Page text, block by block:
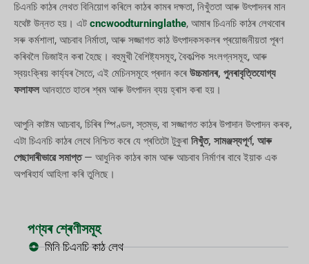
চিএনচি কাঠৰ লেথত বিনিয়োগ কৰিলে কাঠৰ কামৰ দক্ষতা, নিখুঁততা আৰু উৎপাদনৰ মান
যথেষ্ট উন্নত হয়। এট cncwoodturninglathe, আমাৰ চিএনচি কাঠৰ লেথবোৰ
সৰু কৰ্মশালা, আচবাব নিৰ্মাতা, আৰু সজ্জাগত কাঠ উৎপাদকসকলৰ প্ৰয়োজনীয়তা পূৰণ
কৰিবলৈ ডিজাইন কৰা হৈছে। বহুমুখী বৈশিষ্ট্যসমূহ, বৈকল্পিক সংলগ্নসমূহ, আৰু
স্বয়ংক্ৰিয় কাৰ্য্যৰ সৈতে, এই মেচিনসমূহে প্ৰদান কৰে উচ্চমানৰ, পুনৰাবৃত্তিযোগ্য
ফলাফলআনহাতে হাতৰ শ্ৰম আৰু উৎপাদন ব্যয় হ্ৰাস কৰা হয়।
আপুনি কাষ্টম আচবাব, চিৰিৰ স্পিণ্ডল, স্তম্ভ, বা সজ্জাগত কাঠৰ উপাদান উৎপাদন কৰক,
এটা চিএনচি কাঠৰ লেথে নিশ্চিত কৰে যে প্ৰতিটো টুকুৰা নিখুঁত, সামঞ্জস্যপূৰ্ণ, আৰু
পেছাদাৰীভাৱে সমাপ্ত— আধুনিক কাঠৰ কাম আৰু আচবাব নিৰ্মাণৰ বাবে ইয়াক এক
অপৰিহাৰ্য আহিলা কৰি তুলিছে।
পণ্যৰ শ্ৰেণীসমূহ
মিনি চিএনচি কাঠ লেথ